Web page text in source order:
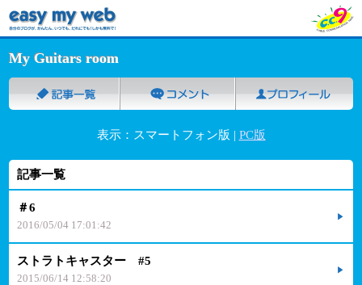
My Guitars room
表示：スマートフォン版 | PC版
記事一覧
＃6
2016/05/04 17:01:42
ストラトキャスター #5
2015/06/14 12:58:20